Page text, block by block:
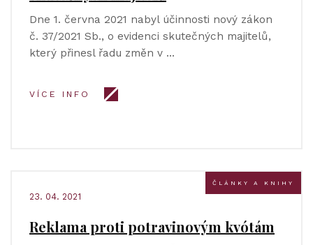
Dne 1. června 2021 nabyl účinnosti nový zákon
č. 37/2021 Sb., o evidenci skutečných majitelů,
který přinesl řadu změn v …
VÍCE INFO
ČLÁNKY A KNIHY
23. 04. 2021
Reklama proti potravinovým kvótám